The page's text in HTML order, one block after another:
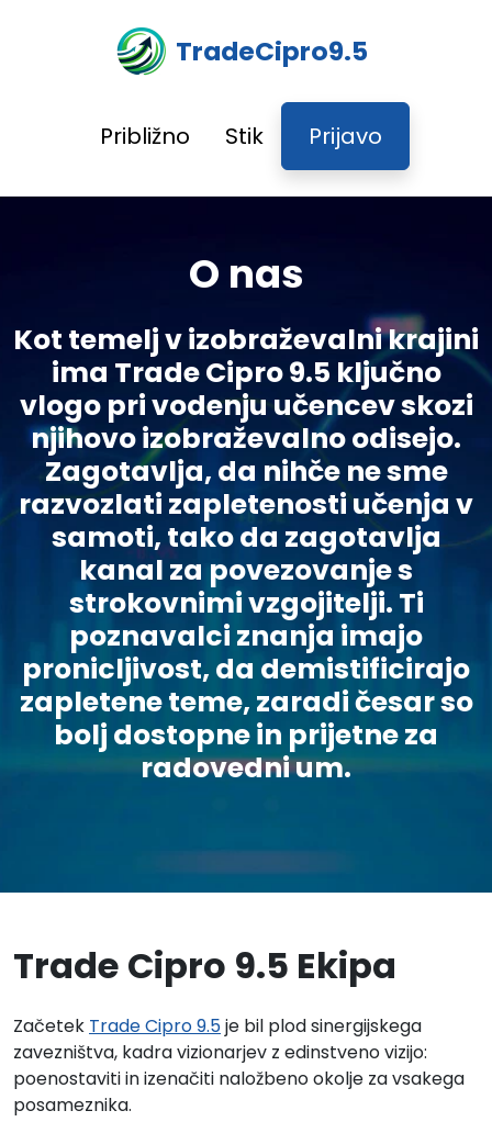
TradeCipro9.5
Približno Stik Prijavo
O nas
Kot temelj v izobraževalni krajini
ima Trade Cipro 9.5 ključno
vlogo pri vodenju učencev skozi
njihovo izobraževalno odisejo.
Zagotavlja, da nihče ne sme
razvozlati zapletenosti učenja v
samoti, tako da zagotavlja
kanal za povezovanje s
strokovnimi vzgojitelji. Ti
poznavalci znanja imajo
pronicljivost, da demistificirajo
zapletene teme, zaradi česar so
bolj dostopne in prijetne za
radovedni um.
Trade Cipro 9.5 Ekipa
Začetek Trade Cipro 9.5je bil plod sinergijskega
zavezništva, kadra vizionarjev z edinstveno vizijo:
poenostaviti in izenačiti naložbeno okolje za vsakega
posameznika.